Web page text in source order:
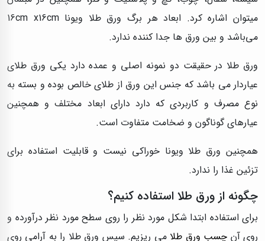
میتوان اشاره کرد. ابعاد هر برگ ورق طلا ویونا 16cm x16cm
می‌باشد و بین ورق ها جدا کننده ندارد.
ورق طلا در حقیقت دو نمونه اصلی و عمده دارد یکی ورق طلای
عیاردار می باشد که جنس این ورق از طلای خالص بوده و بسته به
نوع مصرف و کاربردی که دارد دارای ابعاد مختلف و همچنین
عیارهای گوناگون و ضخامت متفاوت است.
همچنین ورق طلا ویونا خوراکی نیست و قابلیت استفاده برای
تزئین غذا را ندارد.
چگونه از ورق طلا استفاده کنیم؟
برای استفاده ابتدا شکل مورد نظر را روی سطح مورد نظر درآورده و
روی آن چسب ورق طلا می ریزیم. سپس ورق طلا را به آرامی روی